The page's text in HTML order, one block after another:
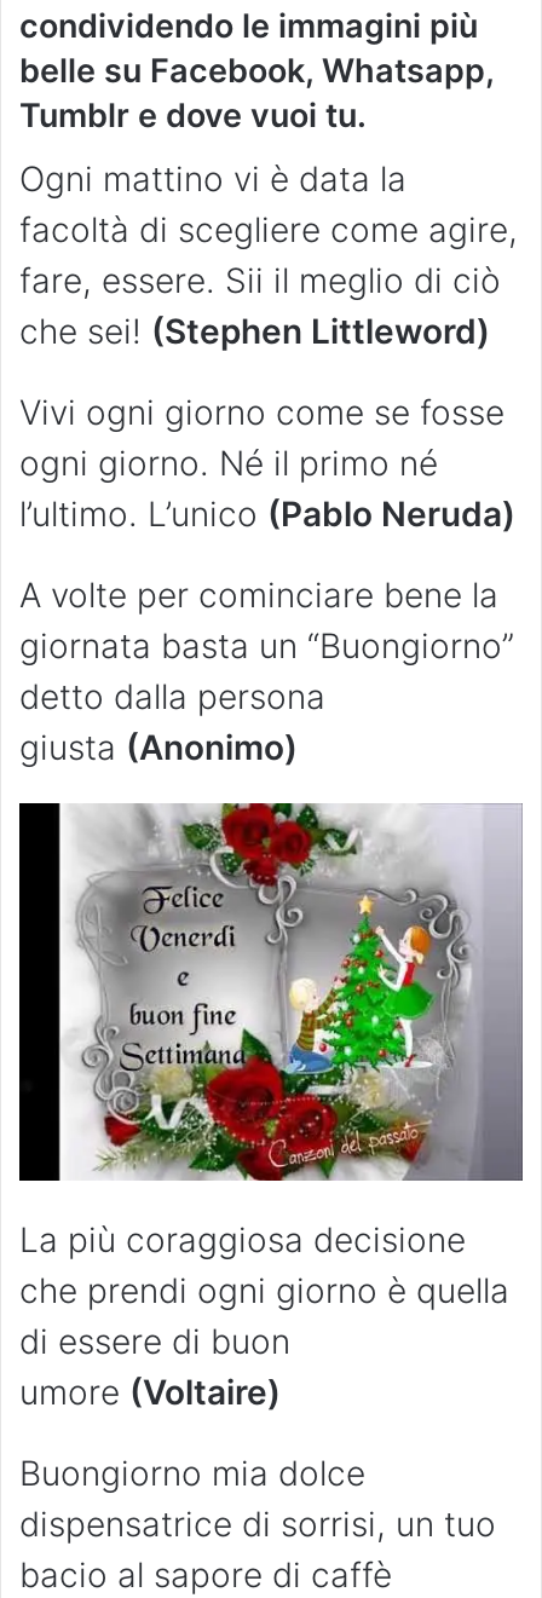
condividendo le immagini più
belle su Facebook, Whatsapp,
Tumblr e dove vuoi tu.
Ogni mattino vi è data la
facoltà di scegliere come agire,
fare, essere. Sii il meglio di ciò
che sei! (Stephen Littleword)
Vivi ogni giorno come se fosse
ogni giorno. Né il primo né
l’ultimo. L’unico (Pablo Neruda)
A volte per cominciare bene la
giornata basta un “Buongiorno”
detto dalla persona
giusta (Anonimo)
La più coraggiosa decisione
che prendi ogni giorno è quella
di essere di buon
umore (Voltaire)
Buongiorno mia dolce
dispensatrice di sorrisi, un tuo
bacio al sapore di caffè